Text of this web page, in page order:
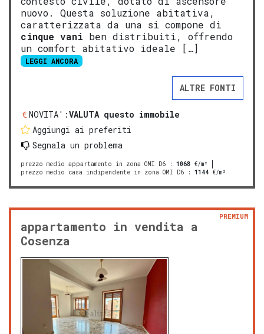
nuovo. Questa soluzione abitativa,
caratterizzata da una si compone di
cinque vani ben distribuiti, offrendo
un comfort abitativo ideale […]
LEGGI ANCORA
ALTRE FONTI
NOVITA':VALUTA questo immobile
Aggiungi ai preferiti
Segnala un problema
prezzo medio appartamento in zona OMI D6 : 1068 €/m²
prezzo medio casa indipendente in zona OMI D6 : 1144 €/m²
appartamento in vendita a
Cosenza
PREMIUM